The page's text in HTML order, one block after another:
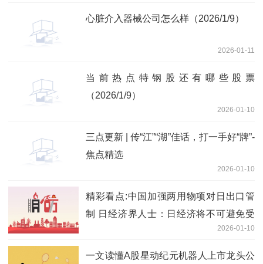
心脏介入器械公司怎么样（2026/1/9）
2026-01-11
当前热点特钢股还有哪些股票
（2026/1/9）
2026-01-10
三点更新 | 传“江”“湖”佳话，打一手好“牌”-
焦点精选
2026-01-10
精彩看点:中国加强两用物项对日出口管
制 日经济界人士：日经济将不可避免受
2026-01-10
一文读懂A股星动纪元机器人上市龙头公